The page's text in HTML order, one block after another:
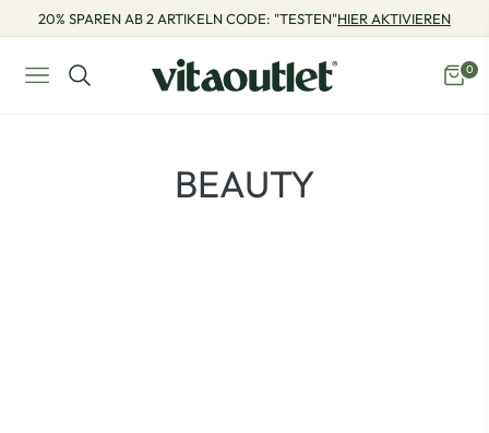
20% SPAREN AB 2 ARTIKELN CODE: "TESTEN"HIER AKTIVIEREN
Navigation
0
PRODUKTE:
BEAUTY